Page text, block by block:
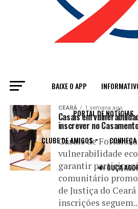
BAIXE O APP
PORTAL DE NOTÍCIAS
CLUBE DE AMIGOS
🔊 OUÇA
All posts tagged
CEARÁ 1 semana ago
Casais em
inscrever no
Casais de
vulnerabilidade
garantir
comunitário
de Justiça do Ceará
inscrições